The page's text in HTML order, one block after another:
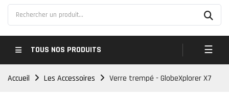
TOUS NOS PRODUITS ☰
Accueil Les Accessoires Verre trempé - GlobeXplorer X7